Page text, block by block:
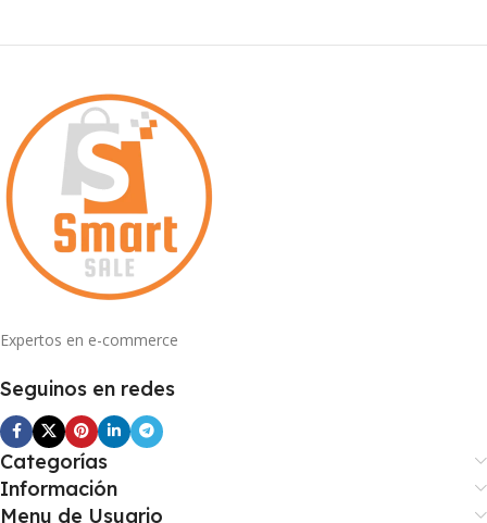
Expertos en e-commerce
Seguinos en redes
Categorías
Información
Menu de Usuario